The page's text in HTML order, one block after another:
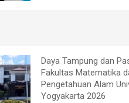
Daya Tampung dan
Fakultas Matematika
Pengetahuan Alam
Yogyakarta 2026